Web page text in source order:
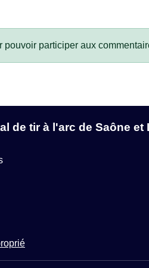
pouvoir participer aux
de tir à l'arc de Saône et